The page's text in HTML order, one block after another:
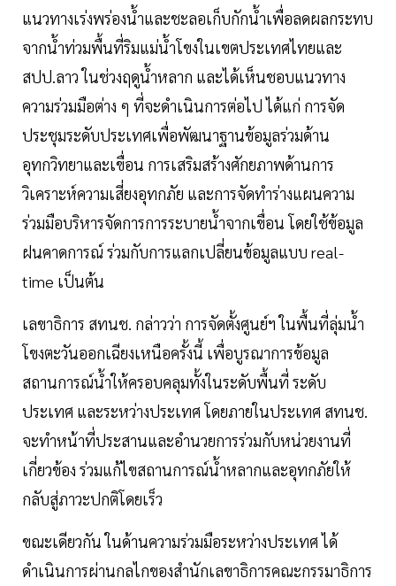
แนวทางเร่งพร่องน้ำและชะลอเก็บกักน้ำเพื่อลดผลกระทบ
จากน้ำท่วมพื้นที่ริมแม่น้ำโขงในเขตประเทศไทยและ
สปป.ลาว ในช่วงฤดูน้ำหลาก และได้เห็นชอบแนวทาง
ความร่วมมือต่าง ๆ ที่จะดำเนินการต่อไป ได้แก่ การจัด
ประชุมระดับประเทศเพื่อพัฒนาฐานข้อมูลร่วมด้าน
อุทกวิทยาและเขื่อน การเสริมสร้างศักยภาพด้านการ
วิเคราะห์ความเสี่ยงอุทกภัย และการจัดทำร่างแผนความ
ร่วมมือบริหารจัดการการระบายน้ำจากเขื่อน โดยใช้ข้อมูล
ฝนคาดการณ์ ร่วมกับการแลกเปลี่ยนข้อมูลแบบ real-
time เป็นต้น
เลขาธิการ สทนช. กล่าวว่า การจัดตั้งศูนย์ฯ ในพื้นที่ลุ่มน้ำ
โขงตะวันออกเฉียงเหนือครั้งนี้ เพื่อบูรณาการข้อมูล
สถานการณ์น้ำให้ครอบคลุมทั้งในระดับพื้นที่ ระดับ
ประเทศ และระหว่างประเทศ โดยภายในประเทศ สทนช.
จะทำหน้าที่ประสานและอำนวยการร่วมกับหน่วยงานที่
เกี่ยวข้อง ร่วมแก้ไขสถานการณ์น้ำหลากและอุทกภัยให้
กลับสู่ภาวะปกติโดยเร็ว
ขณะเดียวกัน ในด้านความร่วมมือระหว่างประเทศ ได้
ดำเนินการผ่านกลไกของสำนักเลขาธิการคณะกรรมาธิการ